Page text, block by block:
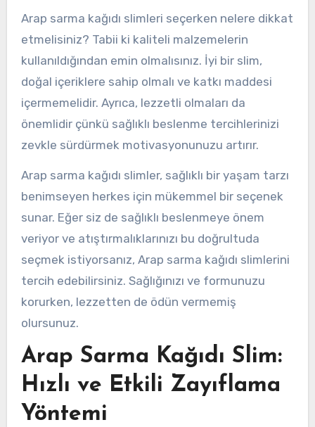
Arap sarma kağıdı slimleri seçerken nelere dikkat
etmelisiniz? Tabii ki kaliteli malzemelerin
kullanıldığından emin olmalısınız. İyi bir slim,
doğal içeriklere sahip olmalı ve katkı maddesi
içermemelidir. Ayrıca, lezzetli olmaları da
önemlidir çünkü sağlıklı beslenme tercihlerinizi
zevkle sürdürmek motivasyonunuzu artırır.
Arap sarma kağıdı slimler, sağlıklı bir yaşam tarzı
benimseyen herkes için mükemmel bir seçenek
sunar. Eğer siz de sağlıklı beslenmeye önem
veriyor ve atıştırmalıklarınızı bu doğrultuda
seçmek istiyorsanız, Arap sarma kağıdı slimlerini
tercih edebilirsiniz. Sağlığınızı ve formunuzu
korurken, lezzetten de ödün vermemiş
olursunuz.
Arap Sarma Kağıdı Slim:
Hızlı ve Etkili Zayıflama
Yöntemi